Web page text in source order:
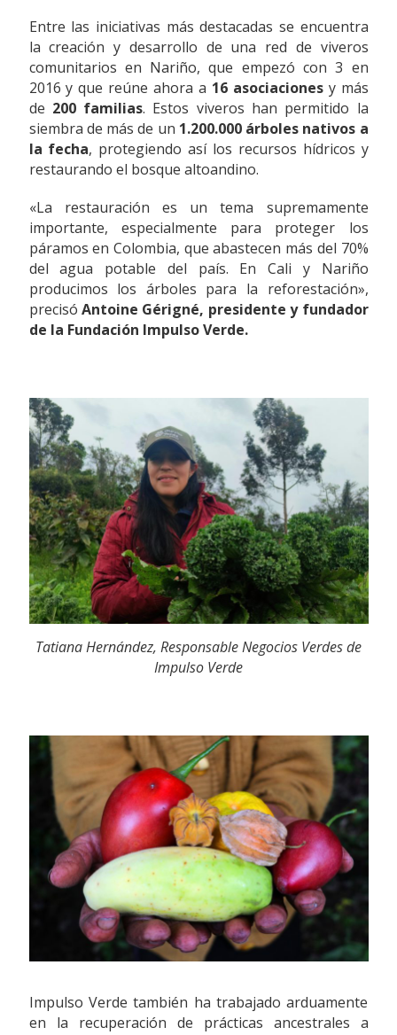
Entre las iniciativas más destacadas se encuentra
la creación y desarrollo de una red de viveros
comunitarios en Nariño, que empezó con 3 en
2016 y que reúne ahora a 16 asociacionesy más
de 200 familias. Estos viveros han permitido la
siembra de más de un 1.200.000 árboles nativos a
la fecha, protegiendo así los recursos hídricos y
restaurando el bosque altoandino.
«La restauración es un tema supremamente
importante, especialmente para proteger los
páramos en Colombia, que abastecen más del 70%
del agua potable del país. En Cali y Nariño
producimos los árboles para la reforestación»,
precisó Antoine Gérigné, presidente y fundador
de la Fundación Impulso Verde.
Tatiana Hernández, Responsable Negocios Verdes de
Impulso Verde
Impulso Verde también ha trabajado arduamente
en la recuperación de prácticas ancestrales a